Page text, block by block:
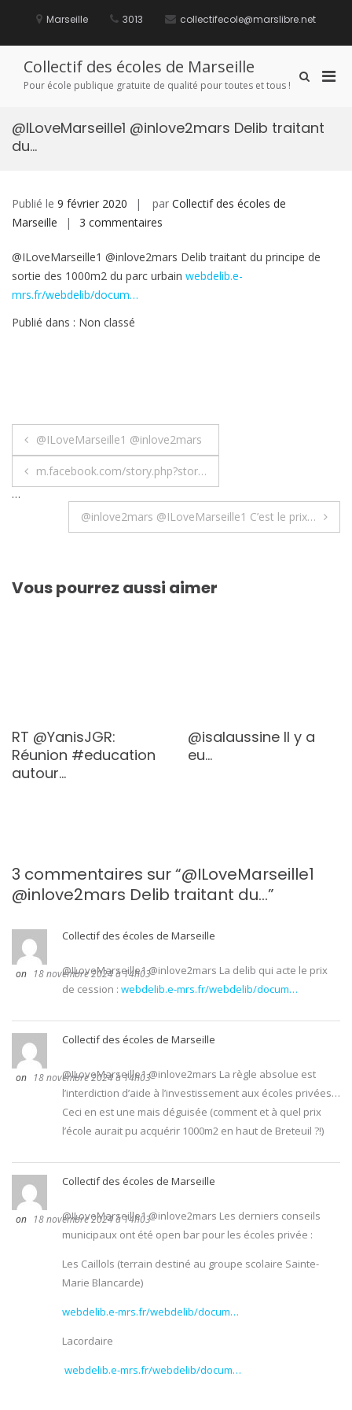
Marseille 3013 collectifecole@marslibre.net
Collectif des écoles de Marseille
Pour école publique gratuite de qualité pour toutes et tous !
Afficher
recherche
@ILoveMarseille1 @inlove2mars Delib traitant
du…
Publié le 9 février 2020 par Collectif des écoles de
Marseille
3 commentaires
@inlove2mars
Delib
@ILoveMarseille1 @inlove2mars Delib traitant du principe de
sortie des 1000m2 du parc urbain webdelib.e-
mrs.fr/webdelib/docum…
Publié dans : Non classé
Navigation
de
l’article
@ILoveMarseille1 @inlove2mars
m.facebook.com/story.php?stor…
…
@inlove2mars @ILoveMarseille1 C’est le prix…
Vous pourrez aussi aimer
RT @YanisJGR:
Réunion #education
autour…
@isalaussine Il y a
eu…
3 commentaires sur “@ILoveMarseille1
@inlove2mars Delib traitant du…”
Collectif des écoles de Marseille
18 novembre 2024 à 14h03
@ILoveMarseille1 @inlove2mars La delib qui acte le prix
de cession : webdelib.e-mrs.fr/webdelib/docum…
Collectif des écoles de Marseille
18 novembre 2024 à 14h03
@ILoveMarseille1 @inlove2mars La règle absolue est
l’interdiction d’aide à l’investissement aux écoles privées…
Ceci en est une mais déguisée (comment et à quel prix
l’école aurait pu acquérir 1000m2 en haut de Breteuil ?!)
Collectif des écoles de Marseille
18 novembre 2024 à 14h03
@ILoveMarseille1 @inlove2mars Les derniers conseils
municipaux ont été open bar pour les écoles privée :
Les Caillols (terrain destiné au groupe scolaire Sainte-
Marie Blancarde)
webdelib.e-mrs.fr/webdelib/docum…
Lacordaire
webdelib.e-mrs.fr/webdelib/docum…